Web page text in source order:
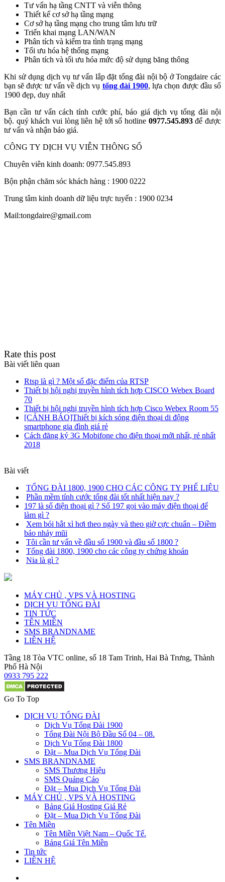
Tư vấn hạ tầng CNTT và viễn thông
Thiết kế cơ sở hạ tầng mạng
Cơ sở hạ tầng mạng cho trung tâm lưu trữ
Triển khai mạng LAN/WAN
Phân tích và kiểm tra tình trạng mạng
Tối ưu hóa hệ thống mạng
Phân tích và tối ưu hóa mức độ sử dụng băng thông
Khi sử dụng dịch vụ tư vấn lắp đặt tổng đài nội bộ ở Tongdaire các
bạn sẽ được tư vấn về dịch vụ tổng đài 1900, lựa chọn được đầu số
1900 đẹp, duy nhất
Bạn cần tư vấn cách tính cước phí, báo giá dịch vụ tổng đài nội
bộ. quý khách vui lòng liên hệ tới số hotline 0977.545.893để được
tư vấn và nhận báo giá.
CÔNG TY DỊCH VỤ VIỄN THÔNG SỐ
Chuyên viên kinh doanh: 0977.545.893
Bộn phận chăm sóc khách hàng : 1900 0222
Trung tâm kinh doanh dữ liệu trực tuyến : 1900 0234
Mail:tongdaire@gmail.com
Rate this post
Bài viết liên quan
Rtsp là gì ? Một số đặc điểm của RTSP
Thiết bị hội nghị truyền hình tích hợp CISCO Webex Board
70
Thiết bị hội nghị truyền hình tích hợp Cisco Webex Room 55
[CẢNH BÁO]Thiết bị kích sóng điện thoại di động
smartphone gia đình giá rẻ
Cách đăng ký 3G Mobifone cho điện thoại mới nhất, rẻ nhất
2018
Bài viết
TỔNG ĐÀI 1800, 1900 CHO CÁC CÔNG TY PHẾ LIỆU
Phần mềm tính cước tổng đài tốt nhất hiện nay ?
197 là số điện thoại gì ? Số 197 gọi vào máy điện thoại để
làm gì ?
Xem bói hắt xì hơi theo ngày và theo giờ cực chuẩn – Điềm
báo nhảy mũi
Tôi cần tư vấn về đầu số 1900 và đầu số 1800 ?
Tổng đài 1800, 1900 cho các công ty chứng khoán
Nia là gì ?
MÁY CHỦ , VPS VÀ HOSTING
DỊCH VỤ TỔNG ĐÀI
TIN TỨC
TÊN MIỀN
SMS BRANDNAME
LIÊN HỆ
Tầng 18 Tòa VTC online, số 18 Tam Trinh, Hai Bà Trưng, Thành
Phố Hà Nội
0933 795 222
Go To Top
DỊCH VỤ TỔNG ĐÀI
Dịch Vụ Tổng Đài 1900
Tổng Đài Nội Bộ Đầu Số 04 – 08.
Dịch Vụ Tổng Đài 1800
Đặt – Mua Dịch Vụ Tổng Đài
SMS BRANDNAME
SMS Thương Hiệu
SMS Quảng Cáo
Đặt – Mua Dịch Vụ Tổng Đài
MÁY CHỦ , VPS VÀ HOSTING
Bảng Giá Hosting Giá Rẻ
Đặt – Mua Dịch Vụ Tổng Đài
Tên Miền
Tên Miền Việt Nam – Quốc Tế.
Bảng Giá Tên Miền
Tin tức
LIÊN HỆ